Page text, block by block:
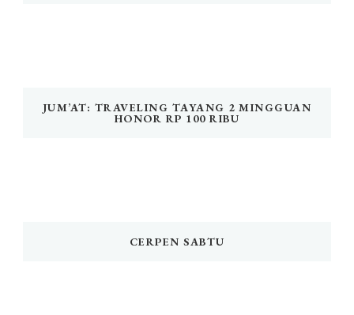
JUM’AT: TRAVELING TAYANG 2 MINGGUAN
HONOR RP 100 RIBU
CERPEN SABTU